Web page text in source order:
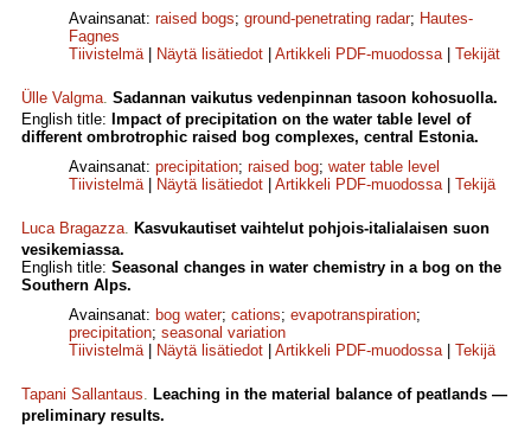
Avainsanat: raised bogs; ground-penetrating radar; Hautes-
Fagnes
Tiivistelmä| Näytä lisätiedot Artikkeli PDF-muodossa| Tekijät
Ülle Valgma. Sadannan vaikutus vedenpinnan tasoon kohosuolla.
English title: Impact of precipitation on the water table level of
different ombrotrophic raised bog complexes, central Estonia.
Avainsanat: precipitation; raised bog; water table level
Tiivistelmä| Näytä lisätiedot Artikkeli PDF-muodossa| Tekijä
Luca Bragazza. Kasvukautiset vaihtelut pohjois-italialaisen suon
vesikemiassa.
English title: Seasonal changes in water chemistry in a bog on the
Southern Alps.
Avainsanat: bog water; cations; evapotranspiration;
precipitation; seasonal variation
Tiivistelmä| Näytä lisätiedot Artikkeli PDF-muodossa| Tekijä
Tapani Sallantaus. Leaching in the material balance of peatlands —
preliminary results.